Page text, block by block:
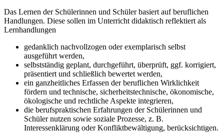
Das Lernen der Schülerinnen und Schüler basiert auf beruflichen
Handlungen. Diese sollen im Unterricht didaktisch reflektiert als
Lernhandlungen
gedanklich nachvollzogen oder exemplarisch selbst
ausgeführt werden,
selbstständig geplant, durchgeführt, überprüft, ggf. korrigiert,
präsentiert und schließlich bewertet werden,
ein ganzheitliches Erfassen der beruflichen Wirklichkeit
fördern und technische, sicherheitstechnische, ökonomische,
ökologische und rechtliche Aspekte integrieren,
die berufspraktischen Erfahrungen der Schülerinnen und
Schüler nutzen sowie soziale Prozesse, z. B.
Interessenklärung oder Konfliktbewältigung, berücksichtigen.